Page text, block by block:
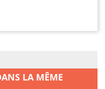
LA MÊME